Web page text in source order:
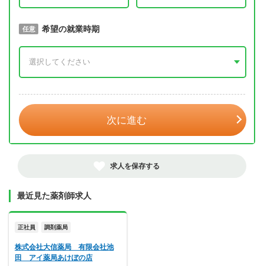
必須 取得予定年
任意 希望の就業時期
次に進む
求人を保存する
最近見た薬剤師求人
正社員 調剤薬局
株式会社大信薬局 有限会社池
田 アイ薬局あけぼの店